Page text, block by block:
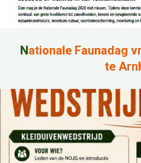
Nationale Faunadag
te